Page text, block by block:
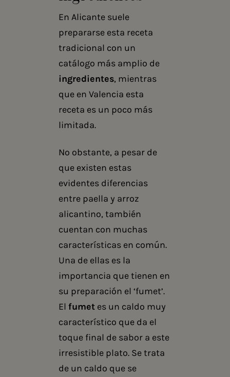
En Alicante suele
prepararse esta receta
tradicional con un
catálogo más amplio de
ingredientes, mientras
que en Valencia esta
receta es un poco más
limitada.
No obstante, a pesar de
que existen estas
evidentes diferencias
entre paella y arroz
alicantino, también
cuentan con muchas
características en común.
Una de ellas es la
importancia que tienen en
su preparación el ‘fumet’.
El fumetes un caldo muy
característico que da el
toque final de sabor a este
irresistible plato. Se trata
de un caldo que se